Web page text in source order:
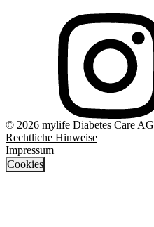
© 2026 mylife Diabetes Care AG
Rechtliche Hinweise
Impressum
Cookies